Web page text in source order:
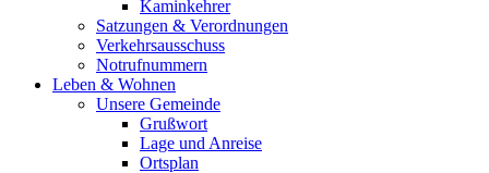
Kaminkehrer
Satzungen & Verordnungen
Verkehrsausschuss
Notrufnummern
Leben & Wohnen
Unsere Gemeinde
Grußwort
Lage und Anreise
Ortsplan